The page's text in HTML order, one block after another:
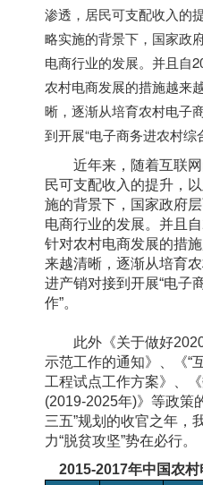
渗透，居民可支配收入的
略实施的背景下，国家政
电商行业的发展。并且自
农村电商发展的措施越来
晰，逐渐从培育农村电子
到开展“电子商务进农村综
近年来，随着互联
民可支配收入的提升，
施的背景下，国家政府
电商行业的发展。并且
针对农村电商发展的措
来越清晰，逐渐从培育
进产销对接到开展“电子
作”。
此外《关于做好
示范工作的通知》、《“
工程试点工作方案》、
(2019-2025年)》等政策
三五”规划的收官之年，
力“脱贫攻坚”势在必行。
2015-2017年中国农